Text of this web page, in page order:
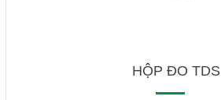
HỘP ĐO TDS